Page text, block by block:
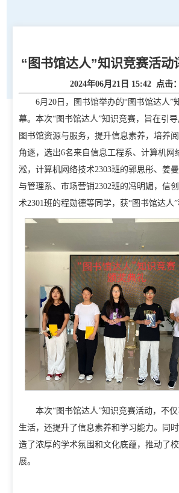
首页
现任领导 校徽校训校
学院规划
党建工作
招生就业
招生信息网 就业信息网
组织机构
教学机构 教辅机构 党政机构
“图书馆达人”知识竞赛活动
2024年06月21日 15:42 点击
6月20日，图书馆举办的“图书馆达人”
幕。本次“图书馆达人”知识竞赛，旨在引
图书馆资源与服务，提升信息素养，培养
角逐，选出6名来自信息工程系、计算机网
淞，计算机网络技术2303班的郭思彤、姜
与管理系、市场营销2302班的冯明媚，信
术2301班的程勋德等同学，获“图书馆达人”
本次“图书馆达人”知识竞赛活动，不
生活，还提升了信息素养和学习能力。同
造了浓厚的学术氛围和文化底蕴，推动了
展。